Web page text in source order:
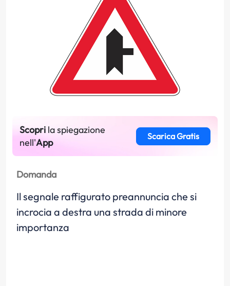
Scopri la spiegazione
nell'App
Scarica Gratis
Domanda
Il segnale raffigurato preannuncia che si
incrocia a destra una strada di minore
importanza